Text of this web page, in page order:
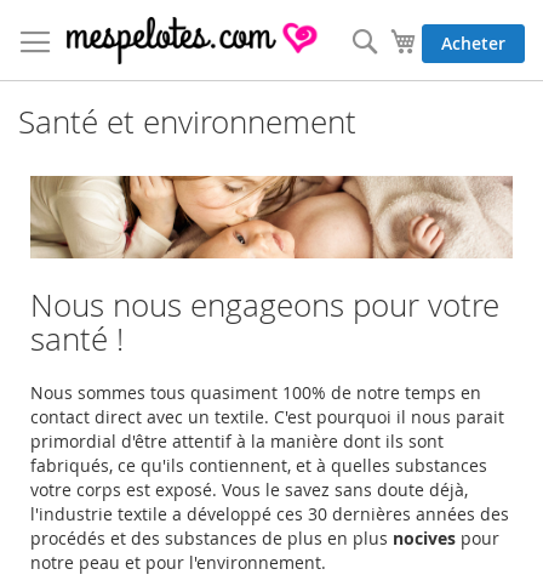
au
contenu
Mon panier
Acheter
Rechercher
Santé et environnement
Nous nous engageons pour votre
santé !
Nous sommes tous quasiment 100% de notre temps en
contact direct avec un textile. C'est pourquoi il nous parait
primordial d'être attentif à la manière dont ils sont
fabriqués, ce qu'ils contiennent, et à quelles substances
votre corps est exposé. Vous le savez sans doute déjà,
l'industrie textile a développé ces 30 dernières années des
procédés et des substances de plus en plus nocives pour
notre peau et pour l'environnement.